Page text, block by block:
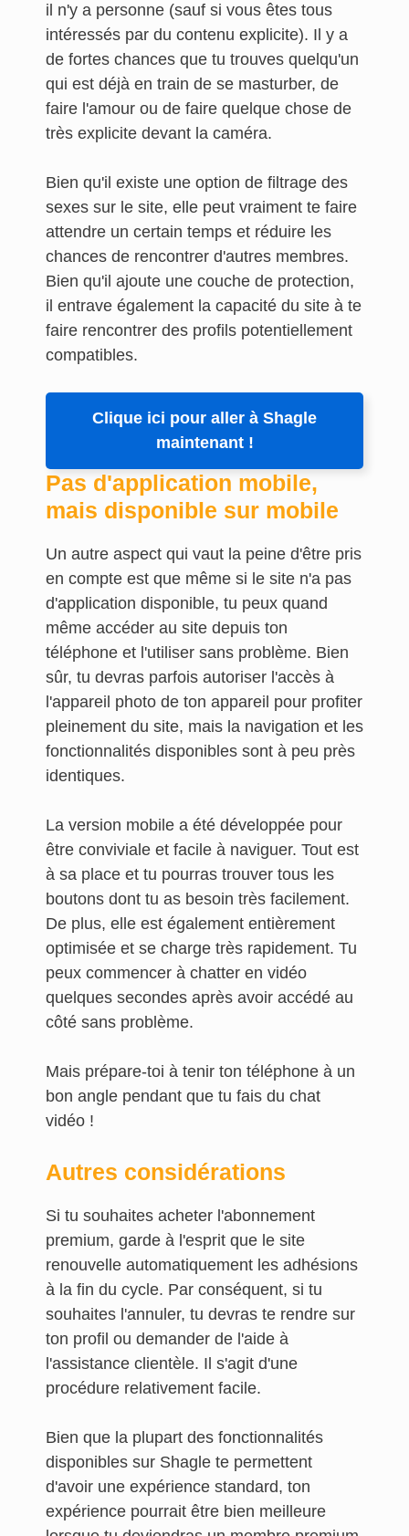
il n'y a personne (sauf si vous êtes tous
intéressés par du contenu explicite). Il y a
de fortes chances que tu trouves quelqu'un
qui est déjà en train de se masturber, de
faire l'amour ou de faire quelque chose de
très explicite devant la caméra.
Bien qu'il existe une option de filtrage des
sexes sur le site, elle peut vraiment te faire
attendre un certain temps et réduire les
chances de rencontrer d'autres membres.
Bien qu'il ajoute une couche de protection,
il entrave également la capacité du site à te
faire rencontrer des profils potentiellement
compatibles.
Clique ici pour aller à Shagle
maintenant !
Pas d'application mobile,
mais disponible sur mobile
Un autre aspect qui vaut la peine d'être pris
en compte est que même si le site n'a pas
d'application disponible, tu peux quand
même accéder au site depuis ton
téléphone et l'utiliser sans problème. Bien
sûr, tu devras parfois autoriser l'accès à
l'appareil photo de ton appareil pour profiter
pleinement du site, mais la navigation et les
fonctionnalités disponibles sont à peu près
identiques.
La version mobile a été développée pour
être conviviale et facile à naviguer. Tout est
à sa place et tu pourras trouver tous les
boutons dont tu as besoin très facilement.
De plus, elle est également entièrement
optimisée et se charge très rapidement. Tu
peux commencer à chatter en vidéo
quelques secondes après avoir accédé au
côté sans problème.
Mais prépare-toi à tenir ton téléphone à un
bon angle pendant que tu fais du chat
vidéo !
Autres considérations
Si tu souhaites acheter l'abonnement
premium, garde à l'esprit que le site
renouvelle automatiquement les adhésions
à la fin du cycle. Par conséquent, si tu
souhaites l'annuler, tu devras te rendre sur
ton profil ou demander de l'aide à
l'assistance clientèle. Il s'agit d'une
procédure relativement facile.
Bien que la plupart des fonctionnalités
disponibles sur Shagle te permettent
d'avoir une expérience standard, ton
expérience pourrait être bien meilleure